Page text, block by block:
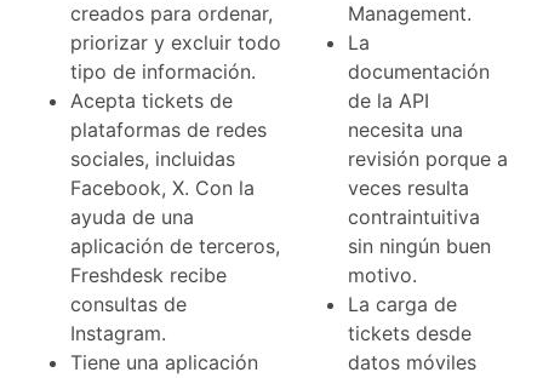
creados para ordenar,
priorizar y excluir todo
tipo de información.
Acepta tickets de
plataformas de redes
sociales, incluidas
Facebook, X. Con la
ayuda de una
aplicación de terceros,
Freshdesk recibe
consultas de
Instagram.
Tiene una aplicación
Management.
La
documentación
de la API
necesita una
revisión porque a
veces resulta
contraintuitiva
sin ningún buen
motivo.
La carga de
tickets desde
datos móviles